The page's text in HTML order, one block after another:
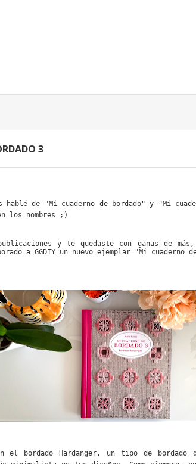
3
hablé de "Mi cuaderno de bordado" y "Mi
los nombres ;)
y te quedaste con ganas de
a GGDIY un nuevo ejemplar "Mi cuaderno
el bordado Hardanger, un tipo de bordado